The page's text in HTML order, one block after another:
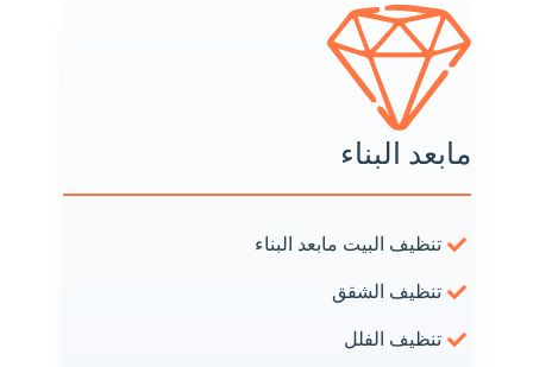
مابعد البناء
تنظيف البيت مابعد البناء
تنظيف الشقق
تنظيف الفلل